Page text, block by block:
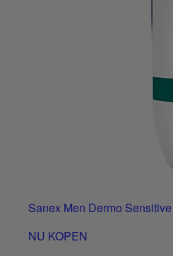
Sanex Men Dermo
NU KOPEN